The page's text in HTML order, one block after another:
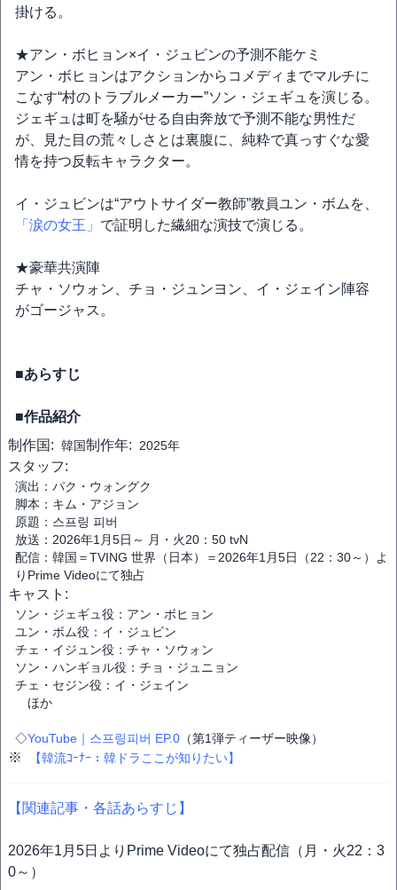
掛ける。
★アン・ボヒョン×イ・ジュビンの予測不能ケミ
アン・ボヒョンはアクションからコメディまでマルチに
こなす“村のトラブルメーカー”ソン・ジェギュを演じる。
ジェギュは町を騒がせる自由奔放で予測不能な男性だ
が、見た目の荒々しさとは裏腹に、純粋で真っすぐな愛
情を持つ反転キャラクター。
イ・ジュビンは“アウトサイダー教師”教員ユン・ボムを、
「涙の女王」 で証明した繊細な演技で演じる。
★豪華共演陣
チャ・ソウォン、チョ・ジュンヨン、イ・ジェイン陣容
がゴージャス。
■あらすじ
■作品紹介
制作国: 韓国制作年: 2025年
スタッフ:
演出：パク・ウォングク
脚本：キム・アジョン
原題：스프링 피버
放送：2026年1月5日～ 月・火20：50 tvN
配信：韓国＝TVING 世界（日本）＝2026年1月5日（22：30～）よ
りPrime Videoにて独占
キャスト:
ソン・ジェギュ役：アン・ボヒョン
ユン・ボム役：イ・ジュビン
チェ・イジュン役：チャ・ソウォン
ソン・ハンギョル役：チョ・ジュニョン
チェ・セジン役：イ・ジェイン
ほか
◇YouTube｜스프링피버 EP.0 （第1弾ティーザー映像）
※ 【韓流ｺｰﾅｰ：韓ドラここが知りたい】
【関連記事・各話あらすじ】
2026年1月5日よりPrime Videoにて独占配信（月・火22：3
0～）